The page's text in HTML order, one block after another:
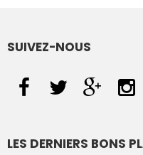
SUIVEZ-NOUS
LES DERNIERS BONS